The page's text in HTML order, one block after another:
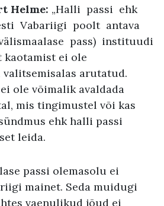
Helme: „Halli passi ehk
Vabariigi poolt antava
pass) instituudi
kaotamist ei ole
arutatud.
ole võimalik avaldada
mis tingimustel või kas
ehk halli passi
leida.
passi olemasolu ei
mainet. Seda muidugi
vaenulikud jõud ei